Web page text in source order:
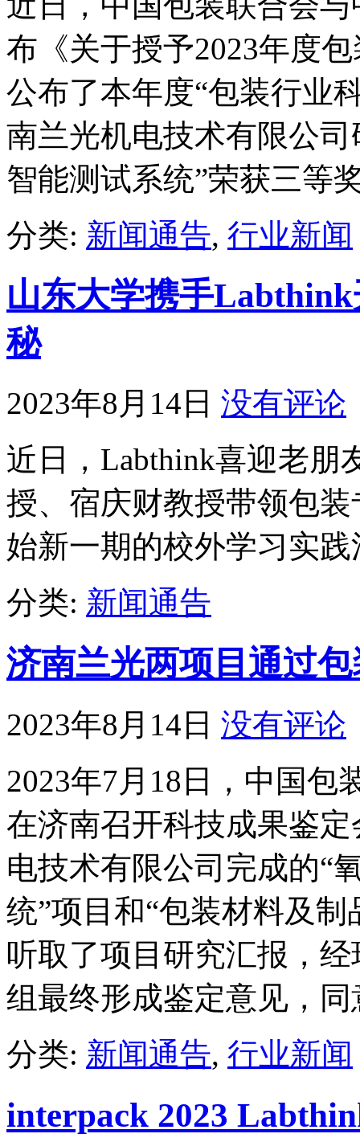
布《关于授予2023年度
公布了本年度“包装行业
南兰光机电技术有限公
智能测试系统”荣获三等
分类: 新闻通告, 行业新闻
山东大学携手
秘
2023年8月14日 没有评论
近日，Labthink喜迎老朋
授、宿庆财教授带领包
始新一期的校外学习实践
分类: 新闻通告
济南兰光两项目通过
2023年8月14日 没有评论
2023年7月18日，中国包
在济南召开科技成果鉴
电技术有限公司完成的“
统”项目和“包装材料及
听取了项目研究汇报，
组最终形成鉴定意见，
分类: 新闻通告, 行业新闻
interpack 2023